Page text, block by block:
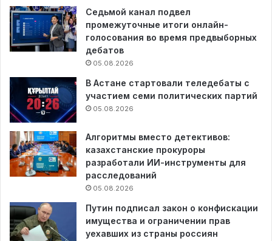
Седьмой канал подвел
промежуточные итоги онлайн-
голосования во время предвыборных
дебатов
05.08.2026
В Астане стартовали теледебаты с
участием семи политических партий
05.08.2026
Алгоритмы вместо детективов:
казахстанские прокуроры
разработали ИИ-инструменты для
расследований
05.08.2026
Путин подписал закон о конфискации
имущества и ограничении прав
уехавших из страны россиян